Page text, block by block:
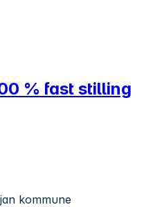
% fast stilling
kommune